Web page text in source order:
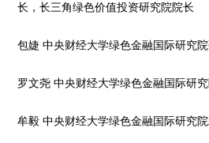
长，长三角绿色价值投资研究院院长
包婕 中央财经大学绿色金融国际研究
罗文尧 中央财经大学绿色金融国际研
牟毅 中央财经大学绿色金融国际研究